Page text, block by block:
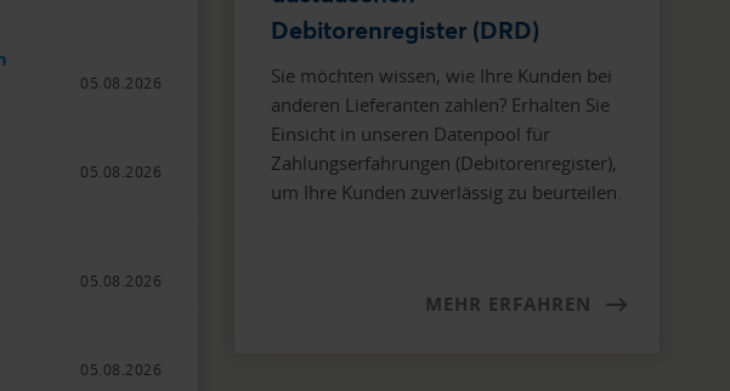
05.08.2026
05.08.2026
05.08.2026
05.08.2026
Debitorenregister (DRD)
Sie möchten wissen, wie Ihre Kunden bei
anderen Lieferanten zahlen? Erhalten Sie
Einsicht in unseren Datenpool für
Zahlungserfahrungen (Debitorenregister),
um Ihre Kunden zuverlässig zu beurteilen.
MEHR ERFAHREN